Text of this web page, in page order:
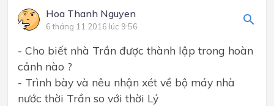
Hoa Thanh Nguyen
6 tháng 11 2016 lúc 9:56
- Cho biết nhà Trần được thành lập trong hoàn
cảnh nào ?
- Trình bày và nêu nhận xét về bộ máy nhà
nước thời Trần so với thời Lý